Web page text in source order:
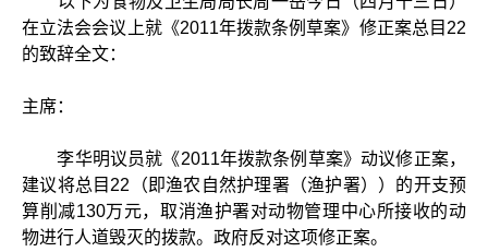
在立法会会议上就《2011年拨款条例草案》修正案总目22
的致辞全文：
主席：
李华明议员就《2011年拨款条例草案》动议修正案，
建议将总目22（即渔农自然护理署（渔护署））的开支预
算削减130万元，取消渔护署对动物管理中心所接收的动
物进行人道毁灭的拨款。政府反对这项修正案。